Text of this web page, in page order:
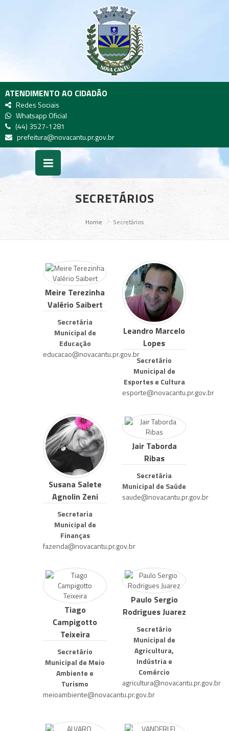
ATENDIMENTO AO CIDADÃO
Redes Sociais
Whatsapp Oficial
(44) 3527-1281
prefeitura@novacantu.pr.gov.br
SECRETÁRIOS
Home Secretários
Meire Terezinha
Valério Saibert
Secretária
Municipal de
Educação
educacao@novacantu.pr.gov.br
Leandro Marcelo
Lopes
Secretário
Municipal de
Esportes e Cultura
esporte@novacantu.pr.gov.br
Susana Salete
Agnolin Zeni
Secretaria
Municipal de
Finanças
fazenda@novacantu.pr.gov.br
Jair Taborda
Ribas
Secretária
Municipal de Saúde
saude@novacantu.pr.gov.br
Tiago
Campigotto
Teixeira
Secretário
Municipal de Meio
Ambiente e
Turismo
meioambiente@novacantu.pr.gov.br
Paulo Sergio
Rodrigues Juarez
Secretário
Municipal de
Agricultura,
Indústria e
Comércio
agricultura@novacantu.pr.gov.br